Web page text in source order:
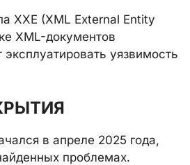
XXE (XML External Entity
XML-документов
уязвимость
в апреле 2025 года,
проблемах.